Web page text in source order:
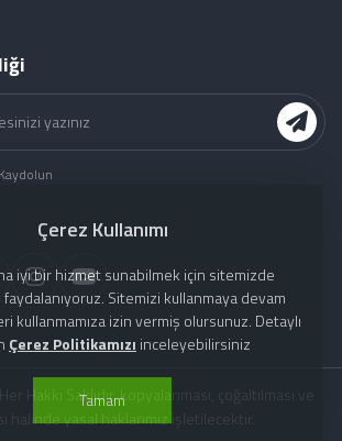
Kaydolun
Hakkı Saklıdır. kopyalanması, çoğaltılması ve
halinde yasal haklarımız işletilecektir.
Çerez Kullanımı
iyi bir hizmet sunabilmek için sitemizde
Sitemizi kullanmaya devam
kullanmamıza izin vermiş olursunuz. Detaylı
Çerez Politikamızı inceleyebilirsiniz
Tamam